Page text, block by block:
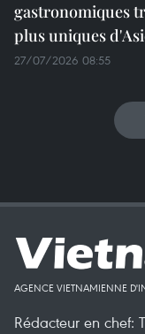
gastronomiques
plus uniques
27/07/2026 08:55
AGENCE VIETNAMIENNE
Rédacteur en chef: